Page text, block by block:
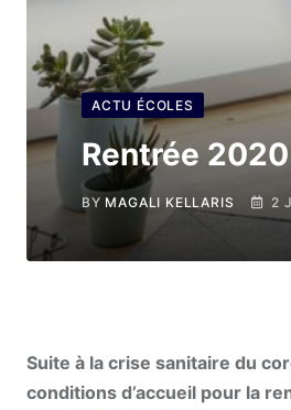
ACTU ÉCOLES
Rentrée
BY MAGALI KELLARIS 2
Suite à la crise sanitaire du
conditions d’accueil pour la